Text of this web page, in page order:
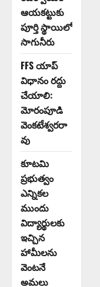
ఆయకట్టుకు
పూర్తి స్థాయిలో
సాగునీరు
FFS యాప్
విధానం రద్దు
చేయాలి:
మోరంపూడి
వెంకటేశ్వరరా
వు
కూటమి
ప్రభుత్వం
ఎన్నికల
ముందు
విద్యార్థులకు
ఇచ్చిన
హామీలను
వెంటనే
అమలు